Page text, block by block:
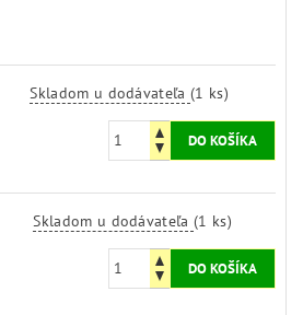
Skladom u dodávateľa(1 ks)
Skladom u dodávateľa(1 ks)